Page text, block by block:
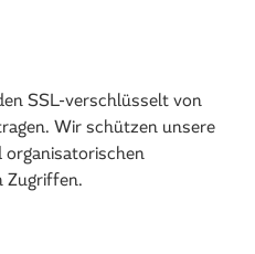
SSL-verschlüsselt von
Wir schützen unsere
Zugriffen.